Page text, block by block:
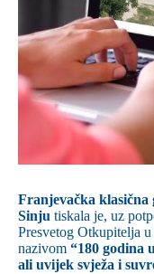
Franjevačka klasična
Sinju tiskala je, uz
Presvetog Otkupitelja
nazivom “180 godina
ali uvijek svježa i